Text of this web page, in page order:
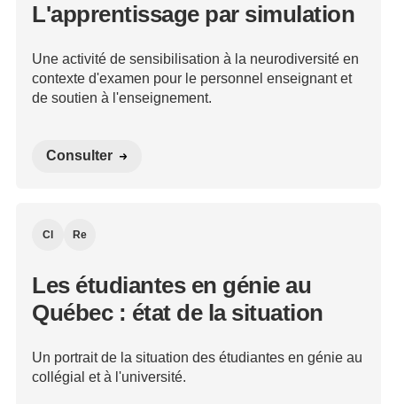
L'apprentissage par simulation
Une activité de sensibilisation à la neurodiversité en
contexte d'examen pour le personnel enseignant et
de soutien à l'enseignement.
Consulter
Cl Re
Les étudiantes en génie au
Québec : état de la situation
Un portrait de la situation des étudiantes en génie au
collégial et à l'université.